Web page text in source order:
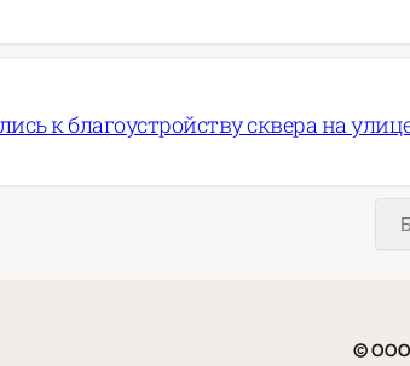
к благоустройству сквера на
© ООО